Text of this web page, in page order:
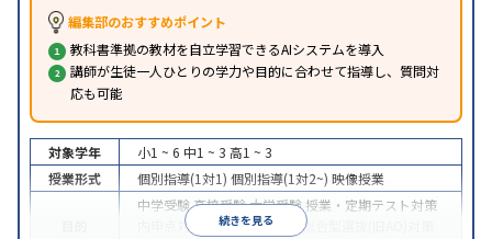
編集部のおすすめポイント
教科書準拠の教材を自立学習できるAIシステムを導入
講師が生徒一人ひとりの学力や目的に合わせて指導し、質問対
応も可能
続きを見る
対象学年 小1 ~ 6 中1 ~ 3 高1 ~ 3
授業形式
個別指導(1対1) 個別指導(1対2~) 映像授業
中学受験高校受験大学受験 授業・定期テスト対策
内申点対策
学習習慣の定着
総合型選抜(旧AO)対策